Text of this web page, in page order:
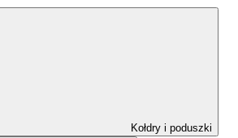
Kołdry i poduszki